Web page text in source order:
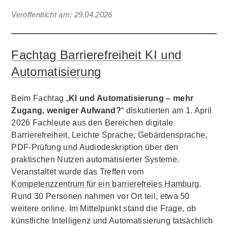
Veröffentlicht am: 29.04.2026
Fachtag Barrierefreiheit KI und
Automatisierung
Beim Fachtag „KI und Automatisierung – mehr
Zugang, weniger Aufwand?“ diskutierten am 1. April
2026 Fachleute aus den Bereichen digitale
Barrierefreiheit, Leichte Sprache, Gebärdensprache,
PDF-Prüfung und Audiodeskription über den
praktischen Nutzen automatisierter Systeme.
Veranstaltet wurde das Treffen vom
Kompetenzzentrum für ein barrierefreies Hamburg.
Rund 30 Personen nahmen vor Ort teil, etwa 50
weitere online. Im Mittelpunkt stand die Frage, ob
künstliche Intelligenz und Automatisierung tatsächlich